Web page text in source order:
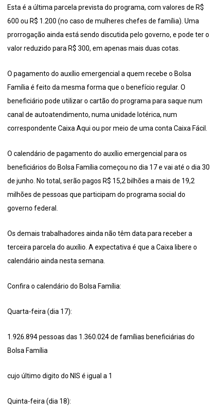
Esta é a última parcela prevista do programa, com valores de R$
600 ou R$ 1.200 (no caso de mulheres chefes de família). Uma
prorrogação ainda está sendo discutida pelo governo, e pode ter o
valor reduzido para R$ 300, em apenas mais duas cotas.
O pagamento do auxílio emergencial a quem recebe o Bolsa
Família é feito da mesma forma que o benefício regular. O
beneficiário pode utilizar o cartão do programa para saque num
canal de autoatendimento, numa unidade lotérica, num
correspondente Caixa Aqui ou por meio de uma conta Caixa Fácil.
O calendário de pagamento do auxílio emergencial para os
beneficiários do Bolsa Família começou no dia 17 e vai até o dia 30
de junho. No total, serão pagos R$ 15,2 bilhões a mais de 19,2
milhões de pessoas que participam do programa social do
governo federal.
Os demais trabalhadores ainda não têm data para receber a
terceira parcela do auxílio. A expectativa é que a Caixa libere o
calendário ainda nesta semana.
Confira o calendário do Bolsa Família:
Quarta-feira (dia 17):
1.926.894 pessoas das 1.360.024 de famílias beneficiárias do
Bolsa Família
cujo último digito do NIS é igual a 1
Quinta-feira (dia 18):